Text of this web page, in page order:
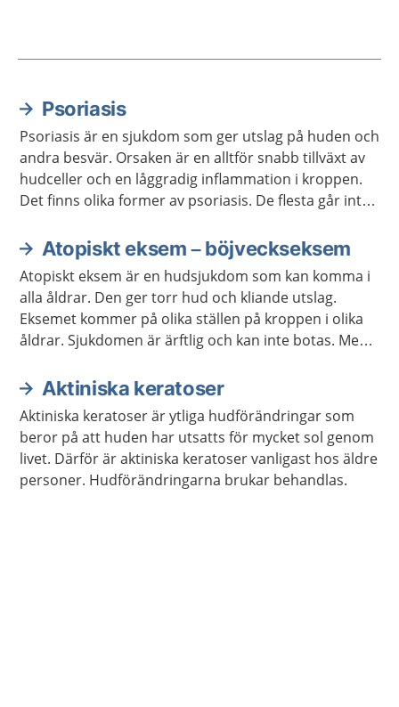
Aktuella artiklar
Psoriasis
Psoriasis är en sjukdom som ger utslag på huden och
andra besvär. Orsaken är en alltför snabb tillväxt av
hudceller och en låggradig inflammation i kroppen.
Det finns olika former av psoriasis. De flesta går inte
behandlingar och lämpliga levnadsvanor. Psoriasis
smittar inte.
Atopiskt eksem – böjveckseksem
Atopiskt eksem är en hudsjukdom som kan komma i
alla åldrar. Den ger torr hud och kliande utslag.
Eksemet kommer på olika ställen på kroppen i olika
åldrar. Sjukdomen är ärftlig och kan inte botas. Men
eksem smittar inte.
Aktiniska keratoser
Aktiniska keratoser är ytliga hudförändringar som
beror på att huden har utsatts för mycket sol genom
livet. Därför är aktiniska keratoser vanligast hos äldre
personer. Hudförändringarna brukar behandlas.